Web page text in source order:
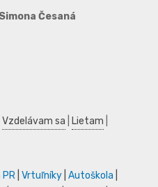
Simona Česaná
Vzdelávam sa Lietam
PR Vrtuľníky Autoškola